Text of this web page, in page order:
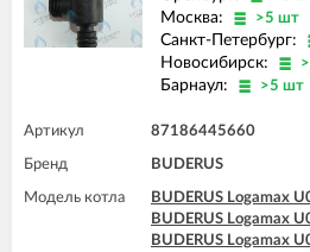
Москва: >5 шт
Санкт-Петербург:
Новосибирск:
Барнаул: >5 шт
Артикул 87186445660
Бренд BUDERUS
Модель котла
BUDERUS Logamax
BUDERUS Logamax
BUDERUS Logamax